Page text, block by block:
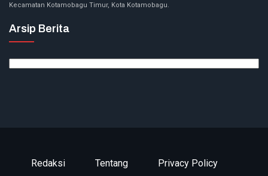
Kecamatan Kotamobagu Timur, Kota Kotamobagu.
Arsip Berita
Redaksi Tentang
Privacy Policy